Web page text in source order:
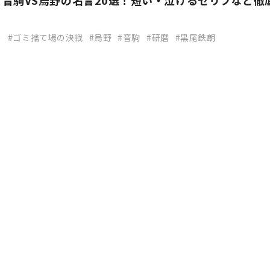
ゴミ捨て場の決戦 烏野 音駒 研磨 黒尾鉄朗